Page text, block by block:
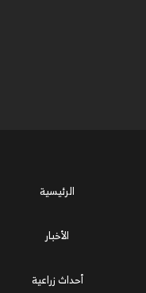
الرئيسية
الأخبار
أحداث زراعية